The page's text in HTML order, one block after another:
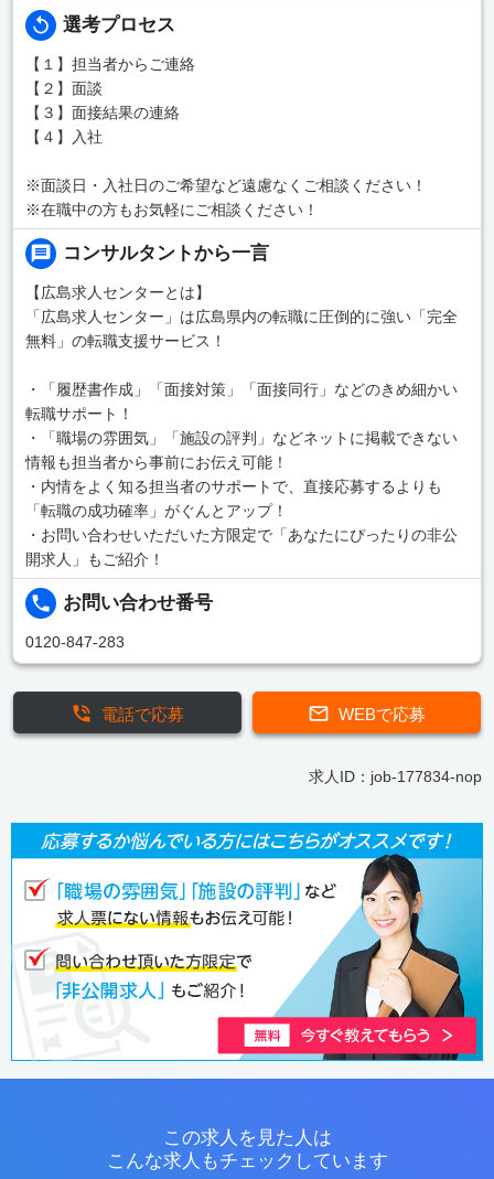
選考プロセス
【１】担当者からご連絡
【２】面談
【３】面接結果の連絡
【４】入社
※面談日・入社日のご希望など遠慮なくご相談ください！
※在職中の方もお気軽にご相談ください！
コンサルタントから一言
【広島求人センターとは】
「広島求人センター」は広島県内の転職に圧倒的に強い「完全
無料」の転職支援サービス！
・「履歴書作成」「面接対策」「面接同行」などのきめ細かい
転職サポート！
・「職場の雰囲気」「施設の評判」などネットに掲載できない
情報も担当者から事前にお伝え可能！
・内情をよく知る担当者のサポートで、直接応募するよりも
「転職の成功確率」がぐんとアップ！
・お問い合わせいただいた方限定で「あなたにぴったりの非公
開求人」もご紹介！
お問い合わせ番号
0120-847-283
WEBで応募
電話で応募
求人ID：job-177834-nop
この求人を見た人は
こんな求人もチェックしています